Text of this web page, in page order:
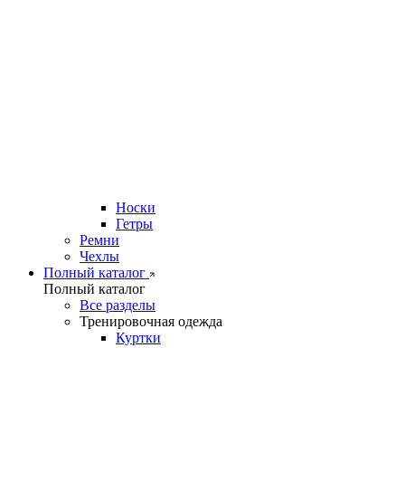
Носки
Гетры
Ремни
Чехлы
Полный каталог
Полный каталог
Все разделы
Тренировочная одежда
Куртки